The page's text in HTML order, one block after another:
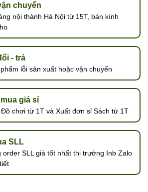
chuyển
nội thành Hà Nội từ 15T, bán kính
- trả
lỗi sản xuất hoặc vận chuyển
giá sỉ
chơi từ 1T và Xuất đơn sỉ Sách từ 1T
SLL
order SLL giá tốt nhất thị trường Inb Zalo